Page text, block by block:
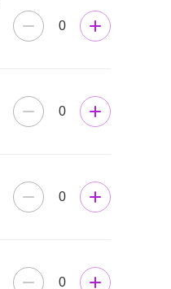
0
0
0
0